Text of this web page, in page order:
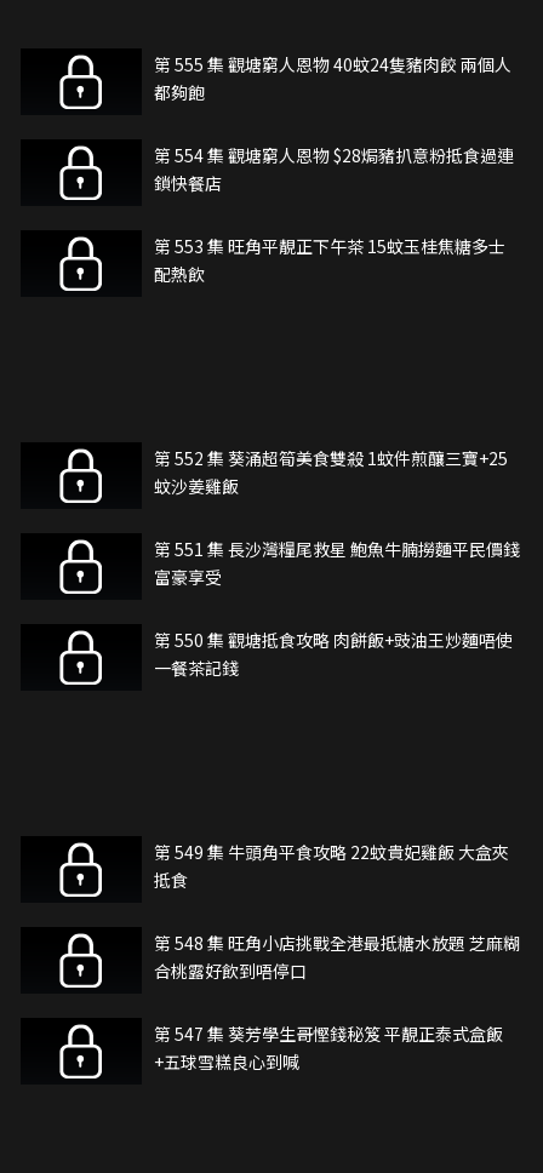
第 555 集 觀塘窮人恩物 40蚊24隻豬肉餃 兩個人
都夠飽
第 554 集 觀塘窮人恩物 $28焗豬扒意粉抵食過連
鎖快餐店
第 553 集 旺角平靚正下午茶 15蚊玉桂焦糖多士
配熱飲
第 552 集 葵涌超筍美食雙殺 1蚊件煎釀三寶+25
蚊沙姜雞飯
第 551 集 長沙灣糧尾救星 鮑魚牛腩撈麵平民價錢
富豪享受
第 550 集 觀塘抵食攻略 肉餅飯+豉油王炒麵唔使
一餐茶記錢
第 549 集 牛頭角平食攻略 22蚊貴妃雞飯 大盒夾
抵食
第 548 集 旺角小店挑戰全港最抵糖水放題 芝麻糊
合桃露好飲到唔停口
第 547 集 葵芳學生哥慳錢秘笈 平靚正泰式盒飯
+五球雪糕良心到喊